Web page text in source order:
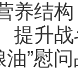
养结
提升
油”慰